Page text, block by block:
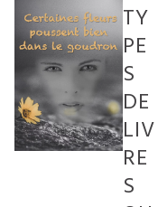
TY
PE
S
DE
LIV
RE
S